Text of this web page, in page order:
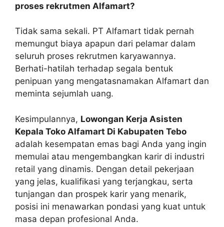
proses rekrutmen Alfamart?
Tidak sama sekali. PT Alfamart tidak pernah
memungut biaya apapun dari pelamar dalam
seluruh proses rekrutmen karyawannya.
Berhati-hatilah terhadap segala bentuk
penipuan yang mengatasnamakan Alfamart dan
meminta sejumlah uang.
Kesimpulannya, Lowongan Kerja Asisten
Kepala Toko Alfamart Di Kabupaten Tebo
adalah kesempatan emas bagi Anda yang ingin
memulai atau mengembangkan karir di industri
retail yang dinamis. Dengan detail pekerjaan
yang jelas, kualifikasi yang terjangkau, serta
tunjangan dan prospek karir yang menarik,
posisi ini menawarkan pondasi yang kuat untuk
masa depan profesional Anda.